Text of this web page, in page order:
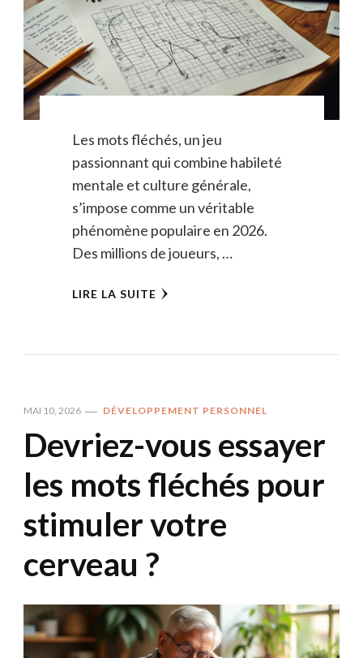
Les mots fléchés, un jeu
passionnant qui combine habileté
mentale et culture générale,
s’impose comme un véritable
phénomène populaire en 2026.
Des millions de joueurs, …
LIRE LA SUITE
MAI 10, 2026 DÉVELOPPEMENT PERSONNEL
Devriez-vous essayer
les mots fléchés pour
stimuler votre
cerveau ?